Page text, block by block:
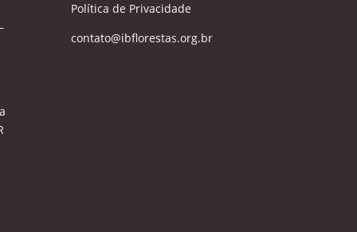
Política de Privacidade
contato@ibflorestas.org.br